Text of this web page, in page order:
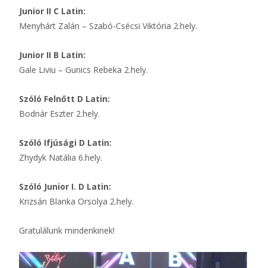
Junior II C Latin:
Menyhárt Zalán – Szabó-Csécsi Viktória 2.hely.
Junior II B Latin:
Gale Liviu – Gunics Rebeka 2.hely.
Szóló Felnőtt D Latin:
Bodnár Eszter 2.hely.
Szóló Ifjúsági D Latin:
Zhydyk Natália 6.hely.
Szóló Junior I. D Latin:
Krizsán Blanka Orsolya 2.hely.
Gratulálunk mindenkinek!